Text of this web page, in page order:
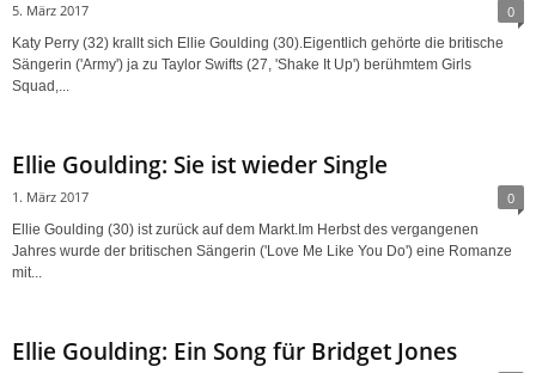
5. März 2017 0
Katy Perry (32) krallt sich Ellie Goulding (30).Eigentlich gehörte die britische
Sängerin ('Army') ja zu Taylor Swifts (27, 'Shake It Up') berühmtem Girls
Squad,...
Ellie Goulding: Sie ist wieder Single
1. März 2017 0
Ellie Goulding (30) ist zurück auf dem Markt.Im Herbst des vergangenen
Jahres wurde der britischen Sängerin ('Love Me Like You Do') eine Romanze
mit...
Ellie Goulding: Ein Song für Bridget Jones